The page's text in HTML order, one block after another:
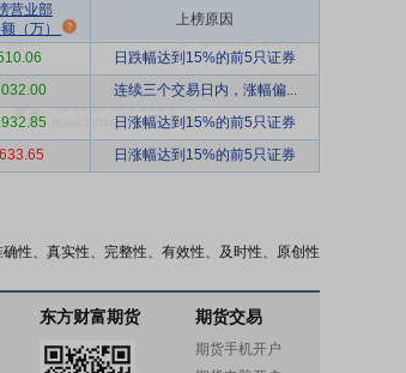
营业部
（万）
上榜原因
日跌幅达到15%的前5只证券
连续三个交易日内，涨幅偏...
日涨幅达到15%的前5只证券
日涨幅达到15%的前5只证券
性、真实性、完整性、有效性、及时性、原创性